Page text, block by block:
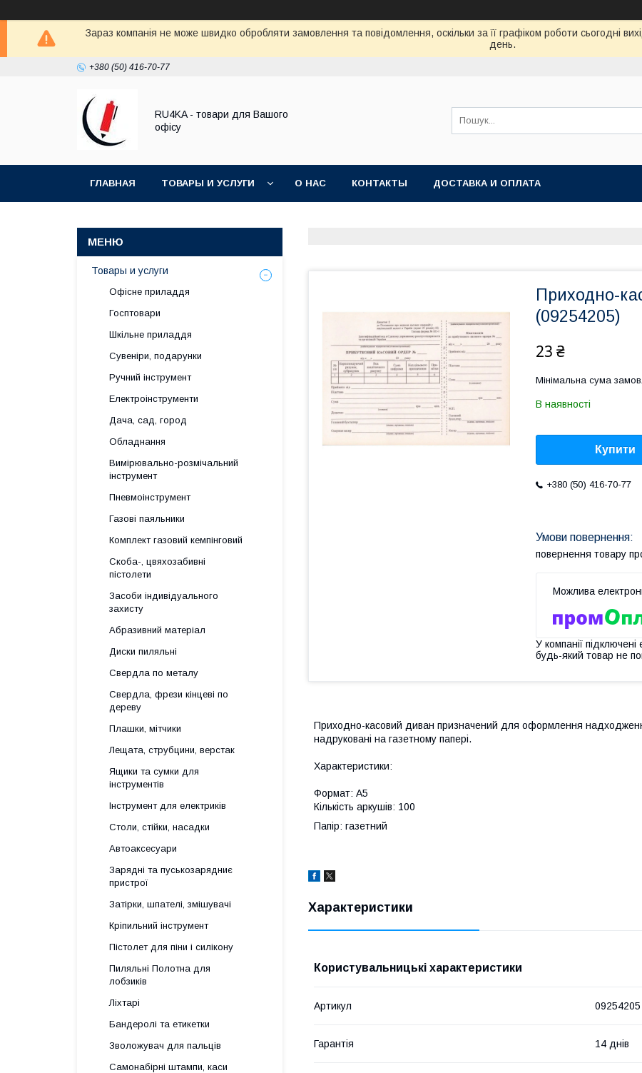
Зараз компанія не може швидко обробляти замовлення та повідомлення, оскільки за її графіком роботи сьогодні
день.
+380 (50) 416-70-77
RU4KA - товари для Вашого
офісу
ГЛАВНАЯ ТОВАРЫ И УСЛУГИ О НАС КОНТАКТЫ ДОСТАВКА И ОПЛАТА
Приходно-
(09254205)
23 ₴
Мінімальна сума
В наявності
Купити
+380 (50) 416-70-77
повернення товару
У компанії
будь-який товар не
Приходно-касовий диван призначений для оформлення
надруковані на газетному папері.
Характеристики:
Формат: А5
Кількість аркушів: 100
Папір: газетний
Характеристики
Користувальницькі характеристики
Артикул 09254205
Гарантія 14 днів
Товары и услуги
Офісне приладдя
Госптовари
Шкільне приладдя
Сувеніри, подарунки
Ручний інструмент
Електроінструменти
Дача, сад, город
Обладнання
Вимірювально-розмічальний
інструмент
Пневмоінструмент
Газові паяльники
Комплект газовий кемпінговий
Скоба-, цвяхозабивні
пістолети
Засоби індивідуального
захисту
Абразивний матеріал
Диски пиляльні
Свердла по металу
Свердла, фрези кінцеві по
дереву
Плашки, мітчики
Лещата, струбцини, верстак
Ящики та сумки для
інструментів
Інструмент для електриків
Столи, стійки, насадки
Автоаксесуари
Зарядні та пуськозарядниє
пристрої
Затірки, шпателі, змішувачі
Кріпильний інструмент
Пістолет для піни і силікону
Пиляльні Полотна для
лобзиків
Ліхтарі
Бандеролі та етикетки
Зволожувач для пальців
Самонабірні штампи, каси